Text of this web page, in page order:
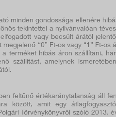
minden gondossága ellenére
tekintettel a nyilvánvalóan
vagy becsült árától
“0” Ft-os vagy “1” Ft-os
terméket hibás áron szállítani,
szállítást, amelynek
feltűnő értékaránytalanság áll
között, amit egy
Törvénykönyvről szóló 2013.